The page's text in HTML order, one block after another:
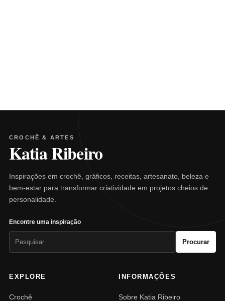
CROCHÊ & ARTES
Katia Ribeiro
Inspirações em crochê, gráficos, receitas, artesanato, beleza e
bem-estar para transformar criatividade em projetos cheios de
personalidade.
Encontre uma inspiração
Procurar
EXPLORE
Crochê
INFORMAÇÕES
Sobre Katia Ribeiro